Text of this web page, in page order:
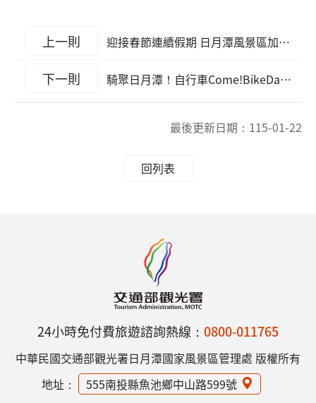
上一則 迎接春節連續假期 日月潭風景區加強交通疏運與旅遊服務
下一則 騎聚日月潭！自行車Come!BikeDay嘉年華嗨翻千人
最後更新日期： 115-01-22
回列表
24小時免付費旅遊諮詢熱線： 0800-011765
中華民國交通部觀光署日月潭國家風景區管理處 版權所有
地址：
555南投縣魚池鄉中山路599號